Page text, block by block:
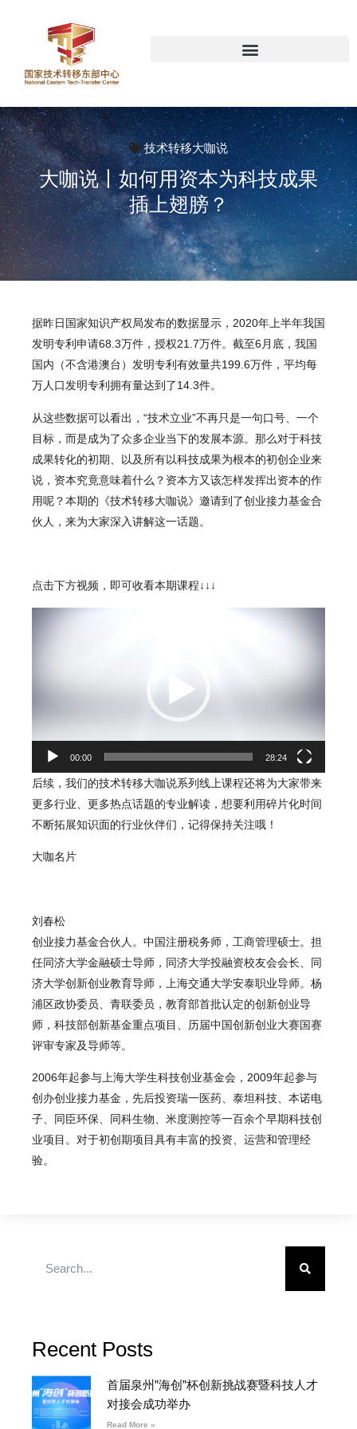
技术转移大咖说
大咖说丨如何用资本为科技成果
插上翅膀？
据昨日国家知识产权局发布的数据显示，2020年上半年我国
发明专利申请68.3万件，授权21.7万件。截至6月底，我国
国内（不含港澳台）发明专利有效量共199.6万件，平均每
万人口发明专利拥有量达到了14.3件。
从这些数据可以看出，“技术立业”不再只是一句口号、一个
目标，而是成为了众多企业当下的发展本源。那么对于科技
成果转化的初期、以及所有以科技成果为根本的初创企业来
说，资本究竟意味着什么？资本方又该怎样发挥出资本的作
用呢？本期的《技术转移大咖说》邀请到了创业接力基金合
伙人，来为大家深入讲解这一话题。
点击下方视频，即可收看本期课程↓↓↓
00:00 28:24
后续，我们的技术转移大咖说系列线上课程还将为大家带来
更多行业、更多热点话题的专业解读，想要利用碎片化时间
不断拓展知识面的行业伙伴们，记得保持关注哦！
大咖名片
刘春松
创业接力基金合伙人。中国注册税务师，工商管理硕士。担
任同济大学金融硕士导师，同济大学投融资校友会会长、同
济大学创新创业教育导师，上海交通大学安泰职业导师。杨
浦区政协委员、青联委员，教育部首批认定的创新创业导
师，科技部创新基金重点项目、历届中国创新创业大赛国赛
评审专家及导师等。
2006年起参与上海大学生科技创业基金会，2009年起参与
创办创业接力基金，先后投资瑞一医药、泰坦科技、本诺电
子、同臣环保、同科生物、米度测控等一百余个早期科技创
业项目。对于初创期项目具有丰富的投资、运营和管理经
验。
Recent Posts
首届泉州”海创”杯创新挑战赛暨科技人才
对接会成功举办
Read More »